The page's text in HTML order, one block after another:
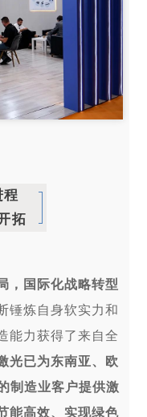
程
拓
，国际化战略转型
锤炼自身软实力和
能力获得了来自全
光已为东南亚、欧
制造业客户提供激
能高效、实现绿色